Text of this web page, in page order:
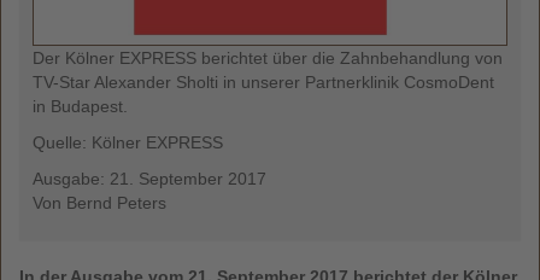
Der Kölner EXPRESS berichtet über die Zahnbehandlung von
TV-Star Alexander Sholti in unserer Partnerklinik CosmoDent
in Budapest.
Quelle: Kölner EXPRESS
Ausgabe: 21. September 2017
Von Bernd Peters
In der Ausgabe vom 21. September 2017 berichtet der Kölner